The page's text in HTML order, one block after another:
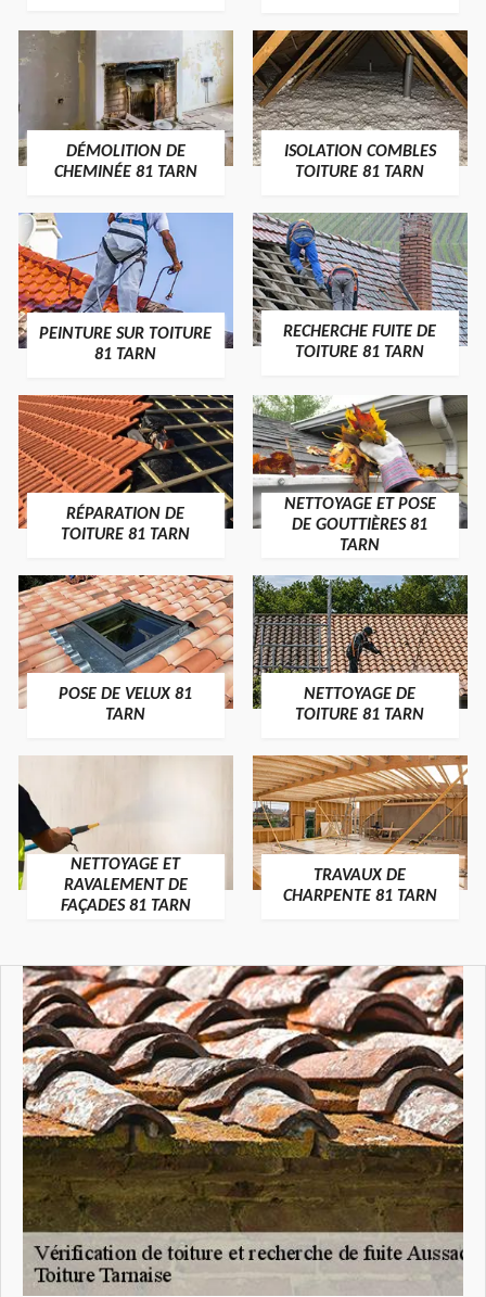
DÉMOLITION DE
CHEMINÉE 81 TARN
ISOLATION COMBLES
TOITURE 81 TARN
PEINTURE SUR TOITURE
81 TARN
RECHERCHE FUITE DE
TOITURE 81 TARN
RÉPARATION DE
TOITURE 81 TARN
NETTOYAGE ET POSE
DE GOUTTIÈRES 81
TARN
POSE DE VELUX 81
TARN
NETTOYAGE DE
TOITURE 81 TARN
NETTOYAGE ET
RAVALEMENT DE
FAÇADES 81 TARN
TRAVAUX DE
CHARPENTE 81 TARN